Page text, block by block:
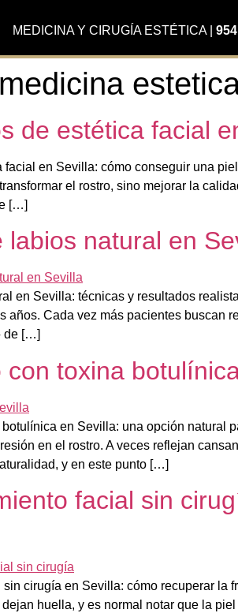
MEDICINA Y CIRUGÍA ESTÉTICA|
medicina
de estética facial
facial en Sevilla: cómo conseguir una
el rostro, sino mejorar la
[…]
labios natural en
en Sevilla: técnicas y resultados
años. Cada vez más pacientes buscan
de […]
con toxina
en Sevilla: una opción natural
en el rostro. A veces reflejan
y en este punto […]
facial sin
cirugía en Sevilla: cómo recuperar la
huella, y es normal notar que la